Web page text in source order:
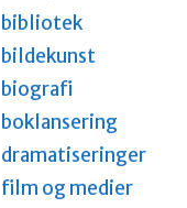
bibliotek
bildekunst
biografi
boklansering
dramatiseringer
film og medier